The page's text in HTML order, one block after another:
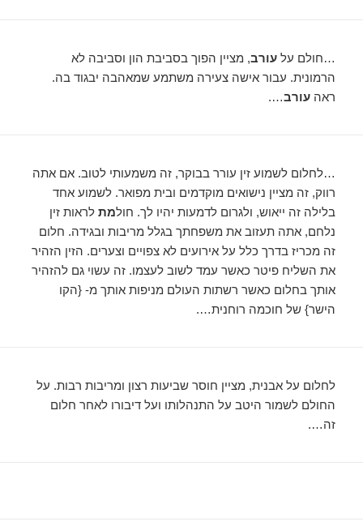
…חולם עלעורב, מציין הפוך בסביבת הון וסביבה לא
הרמונית. עבור אישה צעירה משתמע שמאהבה יבגוד בה.
ראהעורב….
…לחלום לשמוע זין עורר בבוקר, זה משמעותי לטוב. אם אתה
רווק, זה מציין נישואים מוקדמים ובית מפואר. לשמוע אחד
בלילה זה ייאוש, ולגרום לדמעות יהיו לך. חולמת לראות זין
נלחם, אתה תעזוב את משפחתך בגלל מריבות ובגידה. חלום
זה מכריז בדרך כלל על אירועים לא צפויים וצערים. הזין הזהיר
את השליח פיטר כאשר עמד לשוב לעצמו. זה עשוי גם להזהיר
אותך בחלום כאשר רשתות העולם מניפות אותך מ- {הקו
הישר} של חוכמה רוחנית….
לחלום על אבנית, מציין חוסר שביעות רצון ומריבות רבות. על
החולם לשמור היטב על התנהלותו ועל דיבורו לאחר חלום
זה….